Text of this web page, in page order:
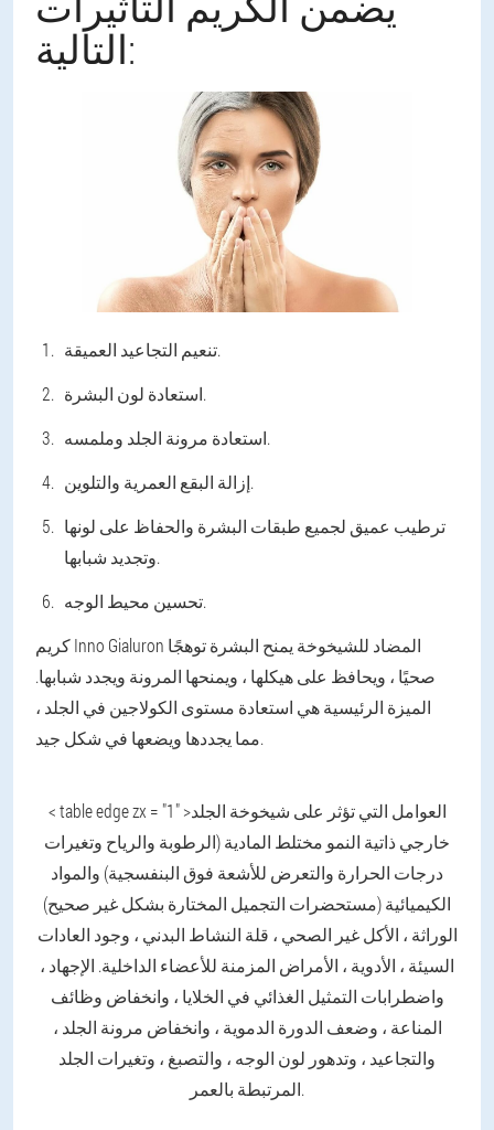
التالية:
تنعيم التجاعيد العميقة.
استعادة لون البشرة.
استعادة مرونة الجلد وملمسه.
إزالة البقع العمرية والتلوين.
ترطيب عميق لجميع طبقات البشرة والحفاظ على لونها
وتجديد شبابها.
تحسين محيط الوجه.
كريم Inno Gialuron المضاد للشيخوخة يمنح البشرة توهجًا
صحيًا ، ويحافظ على هيكلها ، ويمنحها المرونة ويجدد شبابها.
الميزة الرئيسية هي استعادة مستوى الكولاجين في الجلد ،
مما يجددها ويضعها في شكل جيد.
< table edge zx = "1" >العوامل التي تؤثر على شيخوخة الجلد
خارجيذاتية النمو مختلط المادية (الرطوبة والرياح وتغيرات
درجات الحرارة والتعرض للأشعة فوق البنفسجية) والمواد
الكيميائية (مستحضرات التجميل المختارة بشكل غير صحيح)
الوراثة ، الأكل غير الصحي ، قلة النشاط البدني ، وجود العادات
السيئة ، الأدوية ، الأمراض المزمنة للأعضاء الداخلية. الإجهاد ،
واضطرابات التمثيل الغذائي في الخلايا ، وانخفاض وظائف
المناعة ، وضعف الدورة الدموية ، وانخفاض مرونة الجلد ،
والتجاعيد ، وتدهور لون الوجه ، والتصبغ ، وتغيرات الجلد
المرتبطة بالعمر.